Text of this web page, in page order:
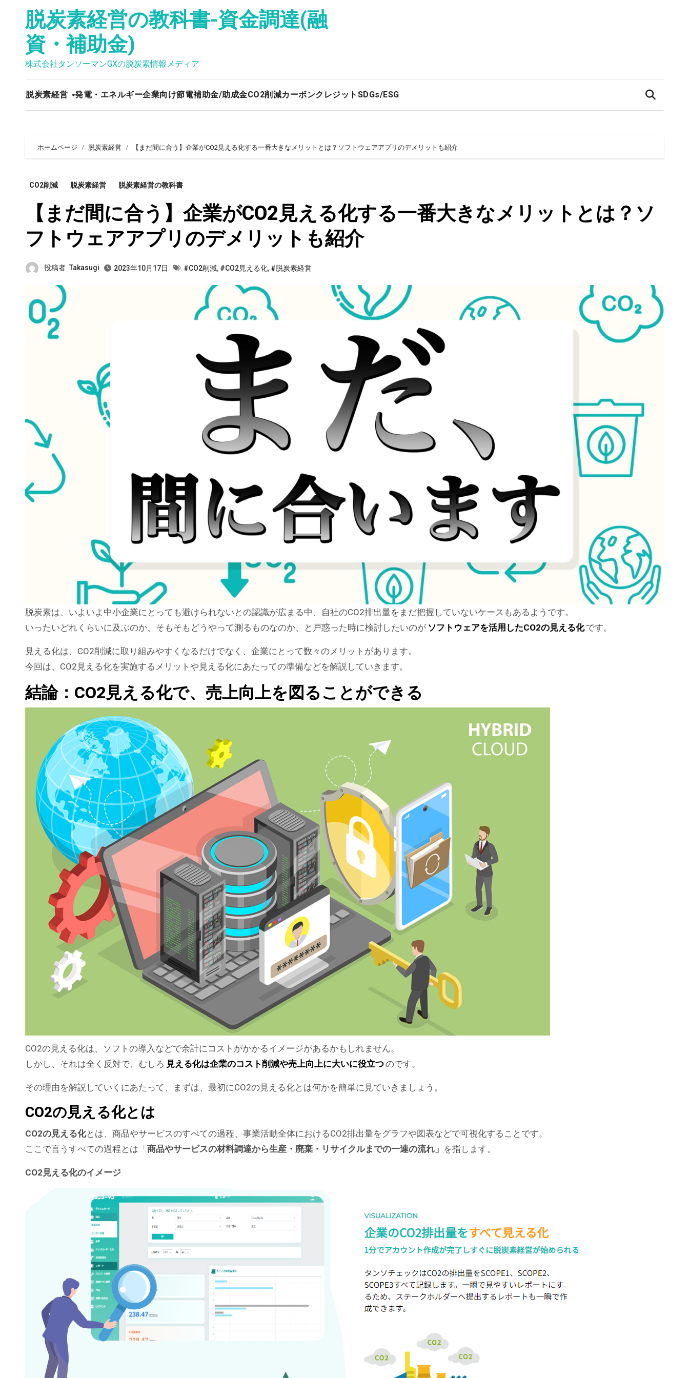
脱炭素経営の教科書-資金調達(融
資・補助金)
株式会社タンソーマンGXの脱炭素情報メディア
脱炭素経営 発電・エネルギー企業向け節電補助金/助成金CO2削減カーボンクレジット SDGs/ESG
ホームページ 脱炭素経営 【まだ間に合う】企業がCO2見える化する一番大きなメリットとは？ソフトウェアアプリのデメリットも紹介
CO2削減 脱炭素経営 脱炭素経営の教科書
【まだ間に合う】企業がCO2見える化する一番大きなメリットとは？ソ
フトウェアアプリのデメリットも紹介
投稿者 Takasugi 2023年10月17日 #CO2削減, #CO2見える化, #脱炭素経営
脱炭素は、いよいよ中小企業にとっても避けられないとの認識が広まる中、自社のCO2排出量をまだ把握していないケースもあるようです。
いったいどれくらいに及ぶのか、そもそもどうやって測るものなのか、と戸惑った時に検討したいのが ソフトウェアを活用したCO2の見える化 です。
見える化は、CO2削減に取り組みやすくなるだけでなく、企業にとって数々のメリットがあります。
今回は、CO2見える化を実施するメリットや見える化にあたっての準備などを解説していきます。
結論：CO2見える化で、売上向上を図ることができる
CO2の見える化は、ソフトの導入などで余計にコストがかかるイメージがあるかもしれません。
しかし、それは全く反対で、むしろ 見える化は企業のコスト削減や売上向上に大いに役立つのです。
その理由を解説していくにあたって、まずは、最初にCO2の見える化とは何かを簡単に見ていきましょう。
CO2の見える化とは
CO2の見える化とは、商品やサービスのすべての過程、事業活動全体におけるCO2排出量をグラフや図表などで可視化することです。
ここで言うすべての過程とは「商品やサービスの材料調達から生産・廃棄・リサイクルまでの一連の流れ」 を指します。
CO2見える化のイメージ